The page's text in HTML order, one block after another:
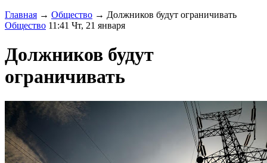
Главная → Общество → Должников будут ограничивать
Общество 11:41 Чт, 21 января
Должников будут
ограничивать